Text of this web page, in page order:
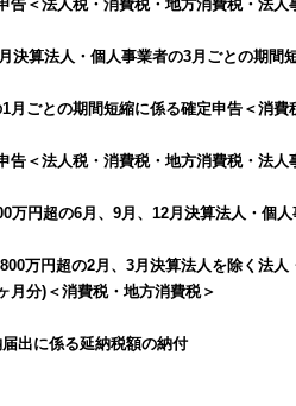
告＜法人税・消費税・地方消費税・法人
決算法人・個人事業者の3月ごとの期間
月ごとの期間短縮に係る確定申告＜消費
告＜法人税・消費税・地方消費税・法
万円超の6月、9月、12月決算法人・個
万円超の2月、3月決算法人を除く法
月分)＜消費税・地方消費税＞
出に係る延納税額の納付